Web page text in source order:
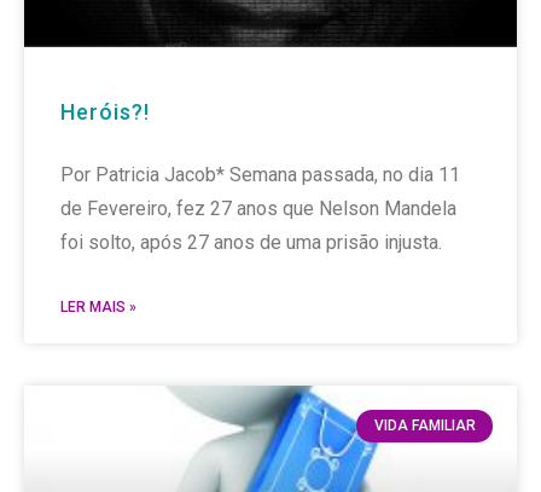
Heróis?!
Por Patricia Jacob* Semana passada, no dia 11
de Fevereiro, fez 27 anos que Nelson Mandela
foi solto, após 27 anos de uma prisão injusta.
LER MAIS »
VIDA FAMILIAR